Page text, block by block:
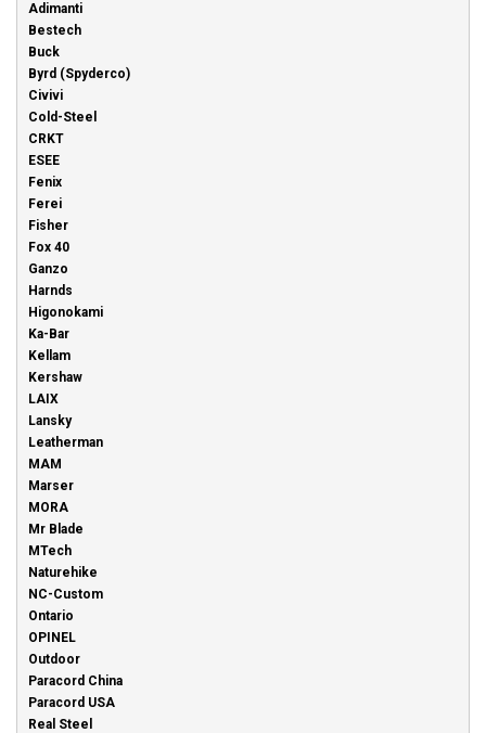
Adimanti
Bestech
Buck
Byrd (Spyderco)
Civivi
Cold-Steel
CRKT
ESEE
Fenix
Ferei
Fisher
Fox 40
Ganzo
Harnds
Higonokami
Ka-Bar
Kellam
Kershaw
LAIX
Lansky
Leatherman
MAM
Marser
MORA
Mr Blade
MTech
Naturehike
NC-Custom
Ontario
OPINEL
Outdoor
Paracord China
Paracord USA
Real Steel